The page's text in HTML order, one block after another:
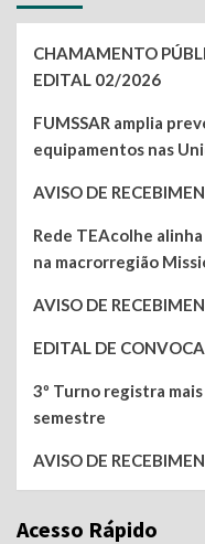
CHAMAMENTO
EDITAL 02/2026
FUMSSAR amplia
equipamentos nas
AVISO DE
Rede TEAcolhe
na macrorregião
AVISO DE
EDITAL DE
3º Turno registra
semestre
AVISO DE
Acesso Rápido